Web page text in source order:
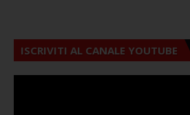
ISCRIVITI AL CANALE YOUTUBE